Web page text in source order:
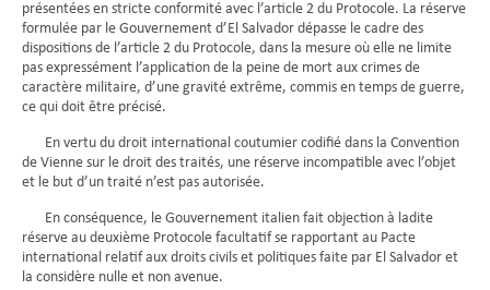
présentées en stricte conformité avec l’article 2 du Protocole. La réserve
formulée par le Gouvernement d’El Salvador dépasse le cadre des
dispositions de l’article 2 du Protocole, dans la mesure où elle ne limite
pas expressément l’application de la peine de mort aux crimes de
caractère militaire, d’une gravité extrême, commis en temps de guerre,
ce qui doit être précisé.
En vertu du droit international coutumier codifié dans la Convention
de Vienne sur le droit des traités, une réserve incompatible avec l’objet
et le but d’un traité n’est pas autorisée.
En conséquence, le Gouvernement italien fait objection à ladite
réserve au deuxième Protocole facultatif se rapportant au Pacte
international relatif aux droits civils et politiques faite par El Salvador et
la considère nulle et non avenue.